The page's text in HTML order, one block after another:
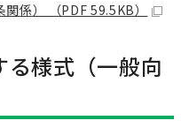
係） （PDF 59.5KB）
様式（一般向